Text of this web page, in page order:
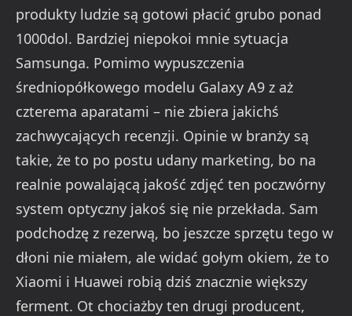
produkty ludzie są gotowi płacić grubo ponad
1000dol. Bardziej niepokoi mnie sytuacja
Samsunga. Pomimo wypuszczenia
średniopółkowego modelu Galaxy A9 z aż
czterema aparatami – nie zbiera jakichś
zachwycających recenzji. Opinie w branży są
takie, że to po postu udany marketing, bo na
realnie powalającą jakość zdjęć ten poczwórny
system optyczny jakoś się nie przekłada. Sam
podchodzę z rezerwą, bo jeszcze sprzętu tego w
dłoni nie miałem, ale widać gołym okiem, że to
Xiaomi i Huawei robią dziś znacznie większy
ferment. Ot chociażby ten drugi producent,